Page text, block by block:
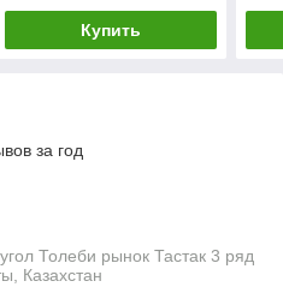
Купить
за год
Толеби рынок Тастак 3 ряд
Казахстан